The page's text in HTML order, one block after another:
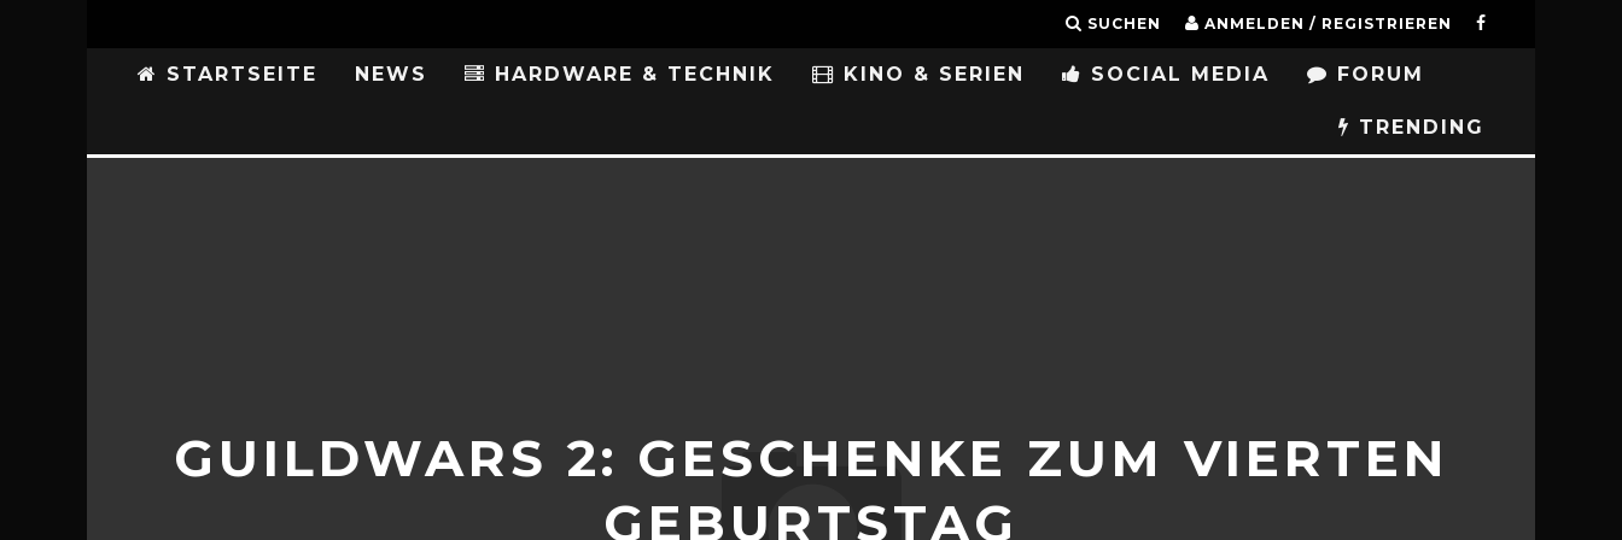
SUCHEN ANMELDEN / REGISTRIEREN
STARTSEITE NEWS HARDWARE & TECHNIK KINO & SERIEN SOCIAL MEDIA FORUM
TRENDING
GUILDWARS 2: GESCHENKE ZUM VIERTEN
GEBURTSTAG